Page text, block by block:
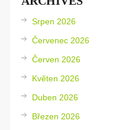
Srpen 2026
Červenec 2026
Červen 2026
Květen 2026
Duben 2026
Březen 2026